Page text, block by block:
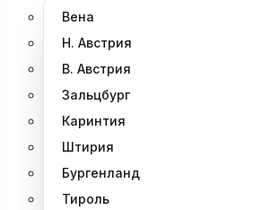
Вена
Н. Австрия
В. Австрия
Зальцбург
Каринтия
Штирия
Бургенланд
Тироль